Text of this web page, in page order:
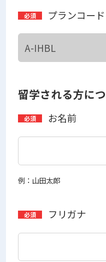
プランコード
留学される方に
お名前
例：山田太郎
フリガナ